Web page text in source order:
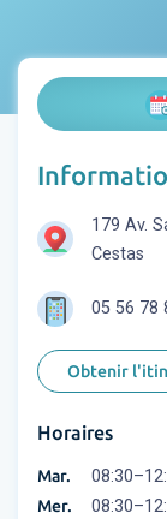
179 Av.
Cestas
05 56 78
Obtenir
Horaires
Mar.
Mer.